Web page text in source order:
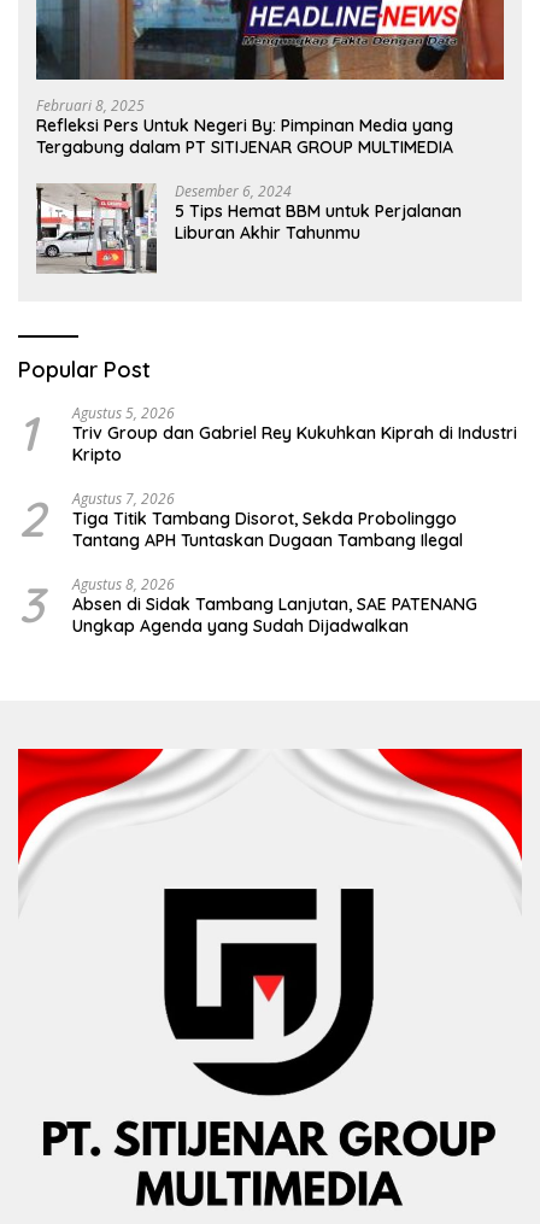
Februari 8, 2025
Refleksi Pers Untuk Negeri By: Pimpinan Media yang
Tergabung dalam PT SITIJENAR GROUP MULTIMEDIA
Desember 6, 2024
5 Tips Hemat BBM untuk Perjalanan
Liburan Akhir Tahunmu
Popular Post
1 Agustus 5, 2026
Triv Group dan Gabriel Rey Kukuhkan Kiprah di Industri
Kripto
2 Agustus 7, 2026
Tiga Titik Tambang Disorot, Sekda Probolinggo
Tantang APH Tuntaskan Dugaan Tambang Ilegal
3 Agustus 8, 2026
Absen di Sidak Tambang Lanjutan, SAE PATENANG
Ungkap Agenda yang Sudah Dijadwalkan